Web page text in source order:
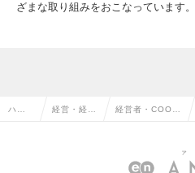
ざまな取り組みをおこなっています。
ハイ 経営・経営 経営者・COO・
トリーヘッドの